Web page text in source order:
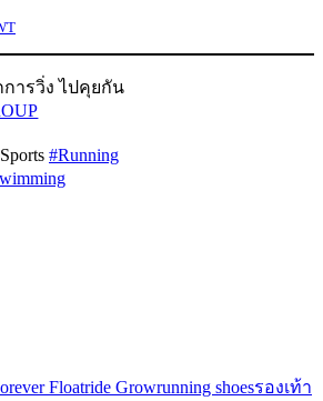
การวิ่ง ไปคุยกัน
#Running
Floatride Growrunning shoesรองเท้า